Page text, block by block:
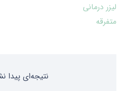
لیزر درمانی
متفرقه
نتیجه‌ای پیدا